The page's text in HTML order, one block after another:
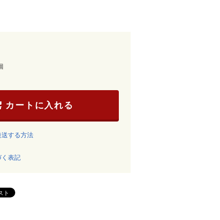
カートに入れる
する方法
く表記